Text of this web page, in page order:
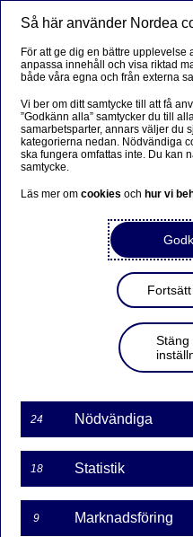
Så här använder Nordea
För att ge dig en bättre
anpassa innehåll och visa riktad
både våra egna och från externa
Vi ber om ditt samtycke till att få
”Godkänn alla” samtycker du till
samarbetsparter, annars väljer du
kategorierna nedan. Nödvändiga
ska fungera omfattas inte. Du kan
samtycke.
Läs mer omcookiesoch hur vi
Stäng
24 Nödvändiga
18 Statistik
9 Marknadsföring